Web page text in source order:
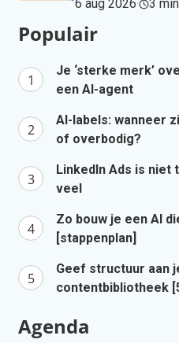
6 aug 2026· 3 min
Populair
Je ‘sterke merk’
een AI-agent
AI-labels: wanneer
of overbodig?
LinkedIn Ads is niet
veel
Zo bouw je een AI
[stappenplan]
Geef structuur aan
contentbibliotheek
Agenda